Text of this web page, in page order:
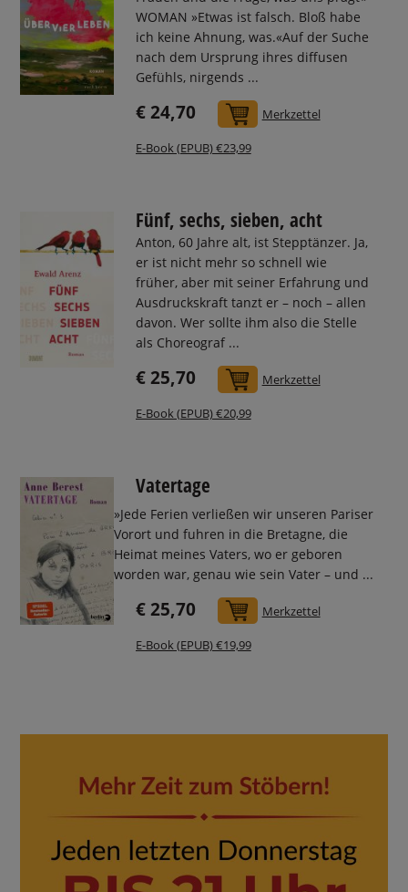
WOMAN »Etwas ist falsch. Bloß habe
ich keine Ahnung, was.«Auf der Suche
nach dem Ursprung ihres diffusen
Gefühls, nirgends ...
€ 24,70 In den Warenkorb
Merkzettel
E-Book (EPUB) €23,99
Fünf, sechs, sieben, acht
Anton, 60 Jahre alt, ist Stepptänzer. Ja,
er ist nicht mehr so schnell wie
früher, aber mit seiner Erfahrung und
Ausdruckskraft tanzt er – noch – allen
davon. Wer sollte ihm also die Stelle
als Choreograf ...
€ 25,70 In den Warenkorb
Merkzettel
E-Book (EPUB) €20,99
Vatertage
»Jede Ferien verließen wir unseren Pariser
Vorort und fuhren in die Bretagne, die
Heimat meines Vaters, wo er geboren
worden war, genau wie sein Vater – und ...
€ 25,70 In den Warenkorb
Merkzettel
E-Book (EPUB) €19,99